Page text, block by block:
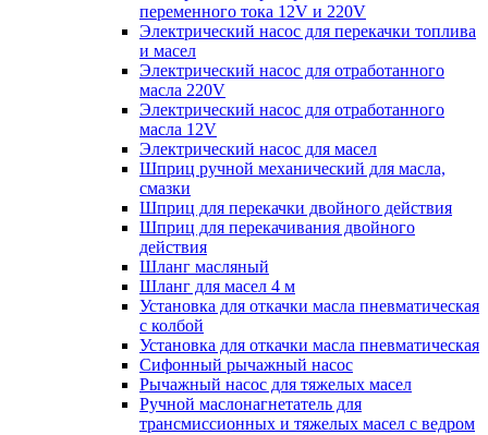
переменного тока 12V и 220V
Электрический насос для перекачки топлива
и масел
Электрический насос для отработанного
масла 220V
Электрический насос для отработанного
масла 12V
Электрический насос для масел
Шприц ручной механический для масла,
смазки
Шприц для перекачки двойного действия
Шприц для перекачивания двойного
действия
Шланг масляный
Шланг для масел 4 м
Установка для откачки масла пневматическая
с колбой
Установка для откачки масла пневматическая
Сифонный рычажный насос
Рычажный насос для тяжелых масел
Ручной маслонагнетатель для
трансмиссионных и тяжелых масел с ведром